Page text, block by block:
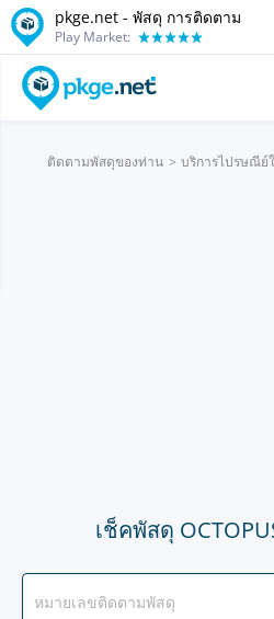
pkge.net - พัสดุ การติดตาม
Play Market:
ติดตามพัสดุของท่าน บริการไปรษณีย์
เช็คพัสดุ